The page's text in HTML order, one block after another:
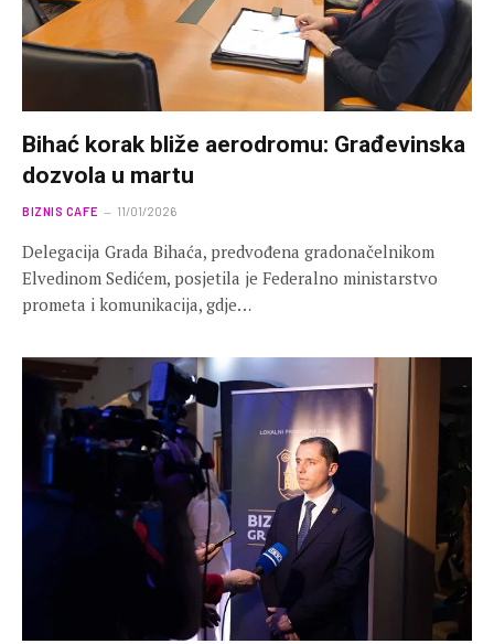
Bihać korak bliže aerodromu: Građevinska
dozvola u martu
BIZNIS CAFE 11/01/2026
Delegacija Grada Bihaća, predvođena gradonačelnikom
Elvedinom Sedićem, posjetila je Federalno ministarstvo
prometa i komunikacija, gdje…